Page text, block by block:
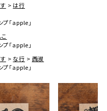
は行
「apple」
「apple」
な行
西淑
「apple」